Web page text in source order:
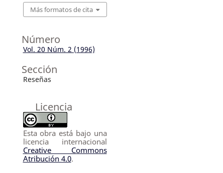
Más formatos de cita
Número
Vol. 20 Núm. 2 (1996)
Sección
Reseñas
Licencia
Esta obra está bajo una
licencia internacional
Creative Commons
Atribución 4.0.